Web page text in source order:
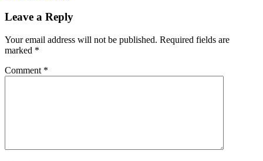
Leave a Reply
Your email address will not be published. Required fields are
marked *
Comment *